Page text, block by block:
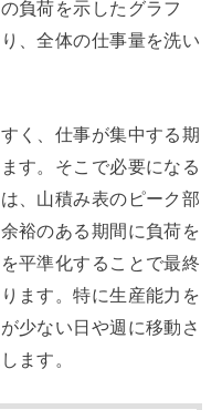
負荷を示したグラフ
、全体の仕事量を洗い
く、仕事が集中する期
す。そこで必要になる
、山積み表のピーク部
裕のある期間に負荷を
平準化することで最終
ます。特に生産能力を
少ない日や週に移動さ
ます。